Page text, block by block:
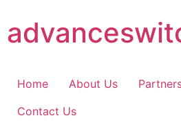
content
Home About Us
Contact Us